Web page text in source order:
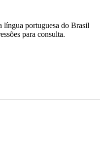
língua portuguesa do Brasil
para consulta.